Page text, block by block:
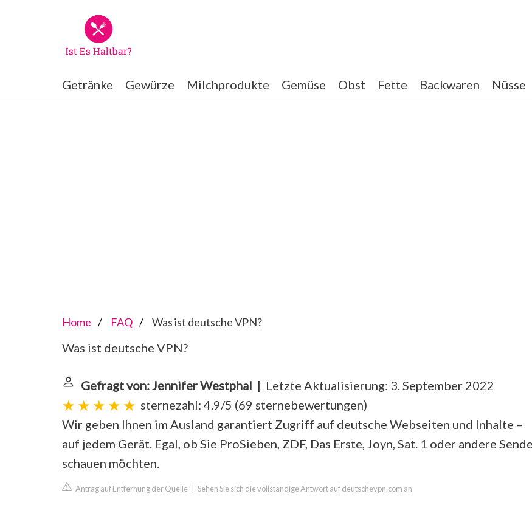
Getränke Gewürze Milchprodukte Gemüse Obst Fette Backwaren Nüsse
Home FAQ Was ist deutsche VPN?
Was ist deutsche VPN?
Gefragt von: Jennifer Westphal | Letzte Aktualisierung: 3. September 2022
sternezahl: 4.9/5 (69 sternebewertungen)
Wir geben Ihnen im Ausland garantiert Zugriff auf deutsche Webseiten und Inhalte –
auf jedem Gerät. Egal, ob Sie ProSieben, ZDF, Das Erste, Joyn, Sat. 1 oder andere
schauen möchten.
Antrag auf Entfernung der Quelle Sehen Sie sich die vollständige Antwort auf deutschevpn.com an